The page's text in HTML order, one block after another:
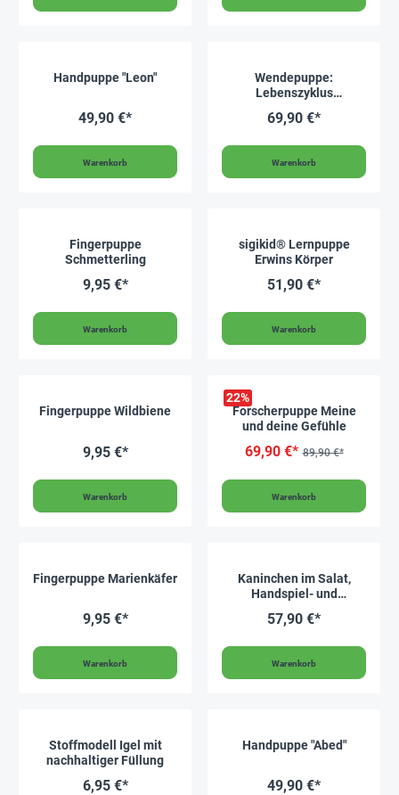
Handpuppe "Leon"
49,90 €*
Warenkorb
Wendepuppe:
Lebenszyklus
69,90 €*
Warenkorb
Fingerpuppe
Schmetterling
9,95 €*
Warenkorb
sigikid® Lernpuppe
Erwins Körper
51,90 €*
Warenkorb
Fingerpuppe Wildbiene
9,95 €*
Warenkorb
22%
Forscherpuppe Meine
und deine Gefühle
69,90 €* 89,90 €*
Warenkorb
Fingerpuppe Marienkäfer
9,95 €*
Warenkorb
Kaninchen im Salat,
Handspiel- und
57,90 €*
Warenkorb
Stoffmodell Igel mit
nachhaltiger Füllung
6,95 €*
Handpuppe "Abed"
49,90 €*